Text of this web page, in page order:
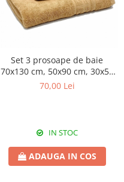
Set 3 prosoape de baie
70x130 cm, 50x90 cm, 30x50
cm, bumbac, bej
70,00 Lei
IN STOC
ADAUGA IN COS